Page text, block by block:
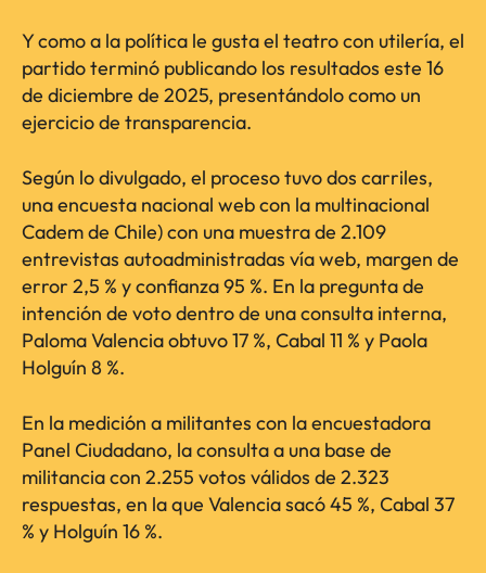
Y como a la política le gusta el teatro con utilería, el
partido terminó publicando los resultados este 16
de diciembre de 2025, presentándolo como un
ejercicio de transparencia.
Según lo divulgado, el proceso tuvo dos carriles,
una encuesta nacional web con la multinacional
Cadem de Chile) con una muestra de 2.109
entrevistas autoadministradas vía web, margen de
error 2,5 % y confianza 95 %. En la pregunta de
intención de voto dentro de una consulta interna,
Paloma Valencia obtuvo 17 %, Cabal 11 % y Paola
Holguín 8 %.
En la medición a militantes con la encuestadora
Panel Ciudadano, la consulta a una base de
militancia con 2.255 votos válidos de 2.323
respuestas, en la que Valencia sacó 45 %, Cabal 37
% y Holguín 16 %.